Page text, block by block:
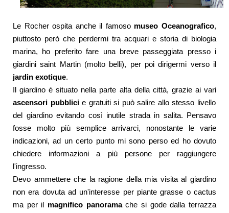
Le Rocher ospita anche il famoso museo Oceanografico,
piuttosto però che perdermi tra acquari e storia di biologia
marina, ho preferito fare una breve passeggiata presso i
giardini saint Martin (molto belli), per poi dirigermi verso il
jardin exotique.
Il giardino è situato nella parte alta della città, grazie ai vari
ascensori pubblici e gratuiti si può salire allo stesso livello
del giardino evitando così inutile strada in salita.
Pensavo
fosse molto più semplice arrivarci, nonostante le varie
indicazioni, ad un certo punto mi sono perso ed ho dovuto
chiedere informazioni a più persone per raggiungere
l'ingresso.
Devo ammettere che la ragione della mia visita al giardino
non era dovuta ad un'interesse per piante grasse o cactus
ma per il magnifico panoramache si gode dalla terrazza